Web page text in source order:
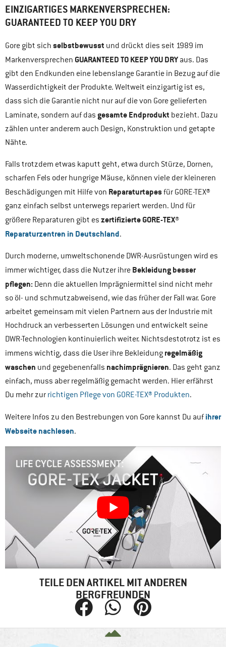
EINZIGARTIGES MARKENVERSPRECHEN:
GUARANTEED TO KEEP YOU DRY
Gore gibt sich selbstbewusst und drückt dies seit 1989 im
Markenversprechen GUARANTEED TO KEEP YOU DRY aus. Das
gibt den Endkunden eine lebenslange Garantie in Bezug auf die
Wasserdichtigkeit der Produkte. Weltweit einzigartig ist es,
dass sich die Garantie nicht nur auf die von Gore gelieferten
Laminate, sondern auf das gesamte Endprodukt bezieht. Dazu
zählen unter anderem auch Design, Konstruktion und getapte
Nähte.
Falls trotzdem etwas kaputt geht, etwa durch Stürze, Dornen,
scharfen Fels oder hungrige Mäuse, können viele der kleineren
Beschädigungen mit Hilfe von Reparaturtapesfür GORE-TEX®
ganz einfach selbst unterwegs repariert werden. Und für
größere Reparaturen gibt es zertifizierte GORE-TEX®
Reparaturzentren in Deutschland.
Durch moderne, umweltschonende DWR-Ausrüstungen wird es
immer wichtiger, dass die Nutzer ihre Bekleidung besser
pflegen: Denn die aktuellen Imprägniermittel sind nicht mehr
so öl- und schmutzabweisend, wie das früher der Fall war. Gore
arbeitet gemeinsam mit vielen Partnern aus der Industrie mit
Hochdruck an verbesserten Lösungen und entwickelt seine
DWR-Technologien kontinuierlich weiter. Nichtsdestotrotz ist es
immens wichtig, dass die User ihre Bekleidung regelmäßig
waschen und gegebenenfalls nachimprägnieren. Das geht ganz
einfach, muss aber regelmäßig gemacht werden. Hier erfährst
Du mehr zur richtigen Pflege von GORE-TEX® Produkten.
Weitere Infos zu den Bestrebungen von Gore kannst Du aufihrer
Webseite nachlesen.
TEILE DEN ARTIKEL MIT ANDEREN
BERGFREUNDEN